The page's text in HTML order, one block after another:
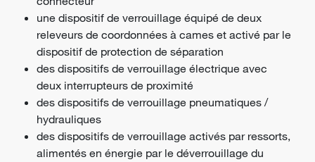
une dispositif de verrouillage équipé de deux
releveurs de coordonnées à cames et activé par le
dispositif de protection de séparation
des dispositifs de verrouillage électrique avec
deux interrupteurs de proximité
des dispositifs de verrouillage pneumatiques /
hydrauliques
des dispositifs de verrouillage activés par ressorts,
alimentés en énergie par le déverrouillage du